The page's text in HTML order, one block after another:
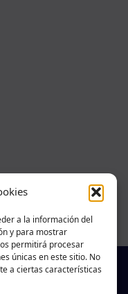
a la información del
y para mostrar
permitirá procesar
únicas en este sitio. No
a ciertas características